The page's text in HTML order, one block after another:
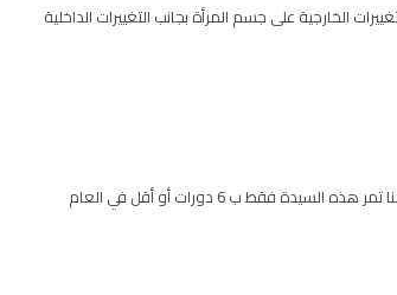
الخارجية على جسم المرأة بجانب التغييرات الداخلية
وتكون الفترة بين الدورتين أكثر من 35 يوم، وتُعرف هذه الحالة ب “Oligomenorrhea” وهنا تمر هذه السيدة فقط ب 6 دورات أو أقل في العام